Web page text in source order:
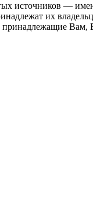
источников —
их